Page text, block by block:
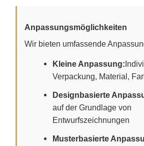
Anpassungsmöglichkeiten
Wir bieten umfassende
Kleine Anpassung:
Verpackung, Material,
Designbasierte
auf der Grundlage von
Entwurfszeichnungen
Musterbasierte